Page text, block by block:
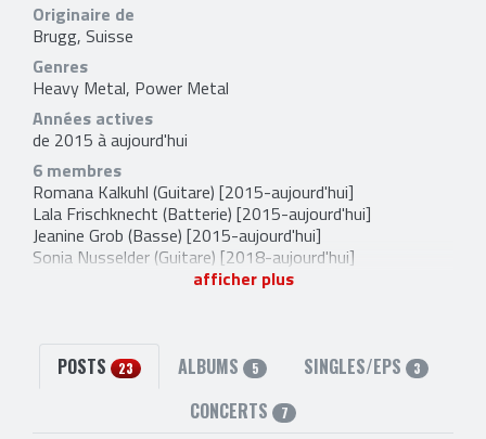
Originaire de
Brugg, Suisse
Genres
Heavy Metal, Power Metal
Années actives
de 2015 à aujourd'hui
6 membres
Romana Kalkuhl (Guitare) [2015-aujourd'hui]
Lala Frischknecht (Batterie) [2015-aujourd'hui]
Jeanine Grob (Basse) [2015-aujourd'hui]
Sonia Nusselder (Guitare) [2018-aujourd'hui]
(Chant) [2019-aujourd'hui]
afficher plus
POSTS 23 ALBUMS 5 SINGLES/EPS 3
CONCERTS 7